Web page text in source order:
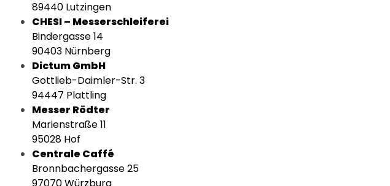
89440 Lutzingen
CHESI – Messerschleiferei
Bindergasse 14
90403 Nürnberg
Dictum GmbH
Gottlieb-Daimler-Str. 3
94447 Plattling
Messer Rödter
Marienstraße 11
95028 Hof
Centrale Caffé
Bronnbachergasse 25